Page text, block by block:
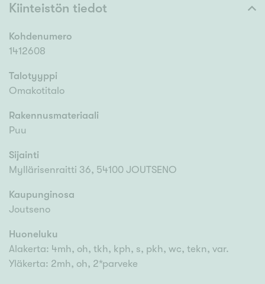
Kiinteistön tiedot
Kohdenumero
1412608
Talotyyppi
Omakotitalo
Rakennusmateriaali
Puu
Sijainti
Myllärisenraitti 36, 54100 JOUTSENO
Kaupunginosa
Joutseno
Huoneluku
Alakerta: 4mh, oh, tkh, kph, s, pkh, wc, tekn, var.
Yläkerta: 2mh, oh, 2*parveke